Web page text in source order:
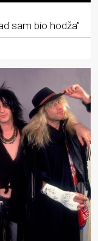
sam bio hodža”